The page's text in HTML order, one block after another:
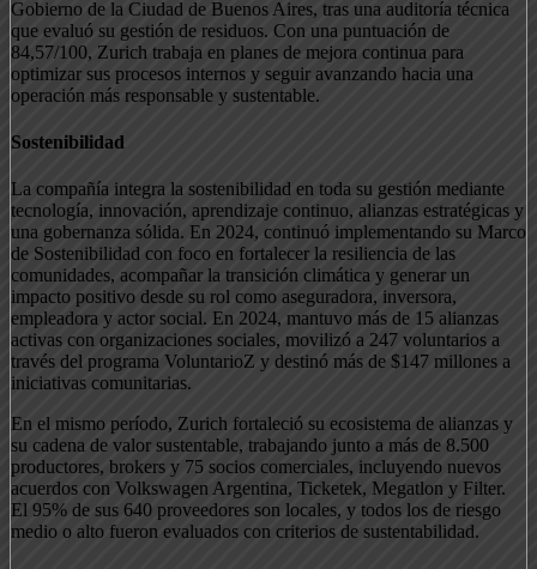
Gobierno de la Ciudad de Buenos Aires, tras una auditoría técnica
que evaluó su gestión de residuos. Con una puntuación de
84,57/100, Zurich trabaja en planes de mejora continua para
optimizar sus procesos internos y seguir avanzando hacia una
operación más responsable y sustentable.
Sostenibilidad
La compañía integra la sostenibilidad en toda su gestión mediante
tecnología, innovación, aprendizaje continuo, alianzas estratégicas y
una gobernanza sólida. En 2024, continuó implementando su Marco
de Sostenibilidad con foco en fortalecer la resiliencia de las
comunidades, acompañar la transición climática y generar un
impacto positivo desde su rol como aseguradora, inversora,
empleadora y actor social. En 2024, mantuvo más de 15 alianzas
activas con organizaciones sociales, movilizó a 247 voluntarios a
través del programa VoluntarioZ y destinó más de $147 millones a
iniciativas comunitarias.
En el mismo período, Zurich fortaleció su ecosistema de alianzas y
su cadena de valor sustentable, trabajando junto a más de 8.500
productores, brokers y 75 socios comerciales, incluyendo nuevos
acuerdos con Volkswagen Argentina, Ticketek, Megatlon y Filter.
El 95% de sus 640 proveedores son locales, y todos los de riesgo
medio o alto fueron evaluados con criterios de sustentabilidad.